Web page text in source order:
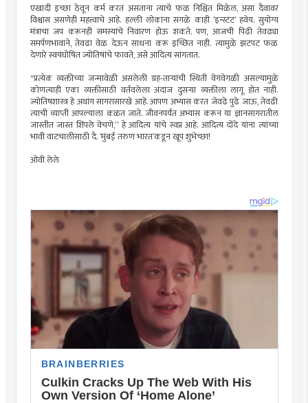
एखादी इच्छा ठेवून कर्म करत असताना त्याचे फळ निश्चित मिळेल, असा दैवावर
विश्वास असणेही महत्त्वाचे आहे. हल्ली लोकांना सगळे काही ‘इन्स्टंट’ हवेय. सुयोग्य
मंत्राचा जप करूनही समस्यांचे निवारण होऊ शकते. पण, आजची पिढी तेवढ्या
समर्पणभावाने, तेवढा वेळ देऊन साधना करू इच्छित नाही. त्यामुळे झटपट फळ
देणारे स्वयंघोषित ज्योतिषांचे फावते, असे आदित्य सांगतात.
"प्रत्येक व्यक्तीच्या जन्मावेळी असलेली ग्रह-तार्‍यांची स्थिती वेगवेगळी असल्यामुळे
कोणत्याही एका व्यक्तीसाठी वर्तवलेला अंदाज दुसर्‍या व्यक्तीला लागू होत नाही.
ज्योतिषशास्त्र हे अथांग सागरासारखे आहे. आपण अभ्यास करत जेवढे पुढे जाऊ, तेवढी
त्याची व्याप्ती आपल्याला कळत जाते. जीवनपर्यंत अभ्यास करून या ज्ञानसागरातील
जास्तीत जास्त शिंपले वेचणे,” हे आदित्य यांचे स्वप्न आहे. आदित्य दोंदे यांना त्यांच्या
भावी वाटचालीसाठी दै. ‘मुंबई तरुण भारत’कडून खूप शुभेच्छा!
ओवी लेले